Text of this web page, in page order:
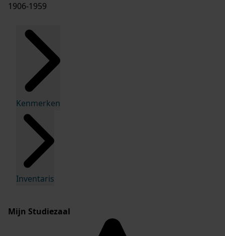
1906-1959
Kenmerken
Inventaris
Mijn Studiezaal